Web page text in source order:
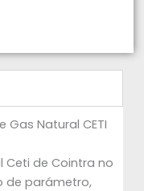
Natural CETI
Ceti de Cointra no
de parámetro,